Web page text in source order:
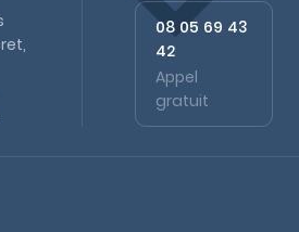
08 05 69 43
42
Appel
gratuit